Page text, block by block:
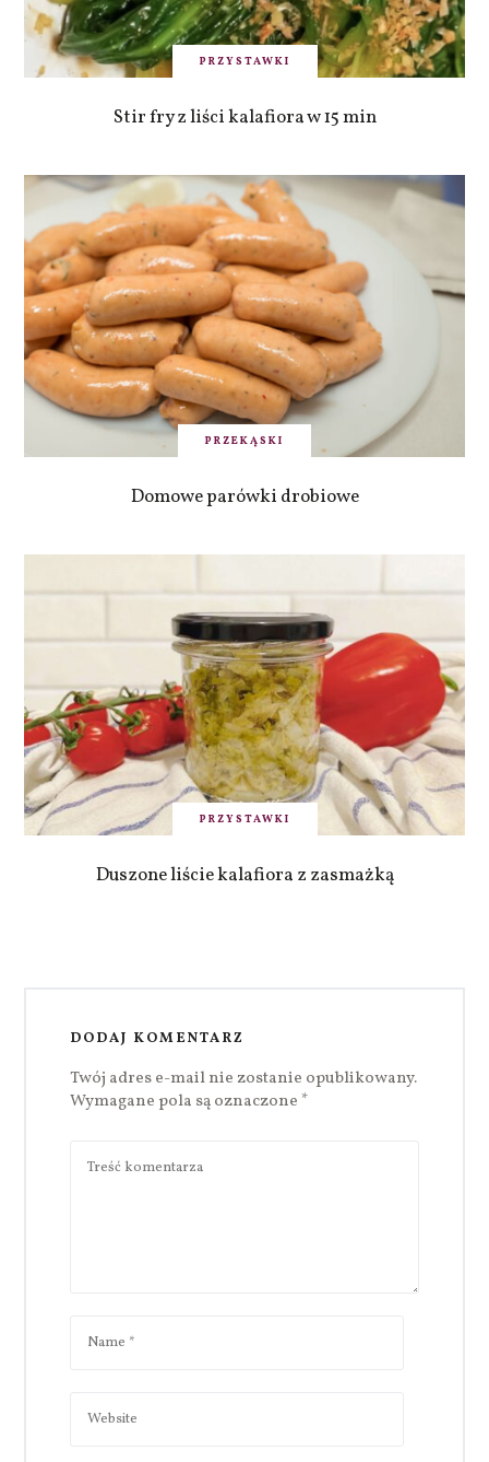
PRZYSTAWKI
Stir fry z liści kalafiora w 15 min
PRZEKĄSKI
Domowe parówki drobiowe
PRZYSTAWKI
Duszone liście kalafiora z zasmażką
DODAJ KOMENTARZ
Twój adres e-mail nie zostanie opublikowany.
Wymagane pola są oznaczone *